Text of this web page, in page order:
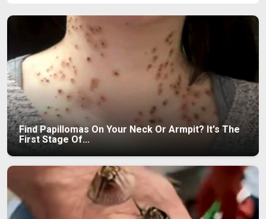
Find Papillomas On Your Neck Or Armpit? It's The
First Stage Of...